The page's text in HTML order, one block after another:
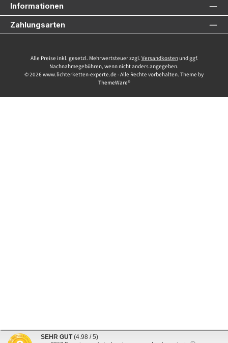
Informationen
Zahlungsarten
Alle Preise inkl. gesetzl. Mehrwertsteuer zzgl. Versandkostenund ggf.
Nachnahmegebühren, wenn nicht anders angegeben.
© 2026 www.lichterketten-experte.de - Alle Rechte vorbehalten. Theme by
ThemeWare®
SEHR GUT (4.98 / 5)